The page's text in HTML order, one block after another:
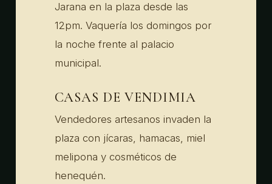
Jarana en la plaza desde las
12pm. Vaquería los domingos por
la noche frente al palacio
municipal.
CASAS DE VENDIMIA
Vendedores artesanos invaden la
plaza con jícaras, hamacas, miel
melipona y cosméticos de
henequén.